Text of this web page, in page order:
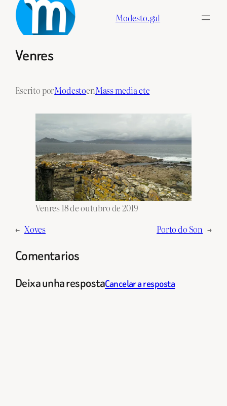
content
Modesto.gal
Venres
Escrito porModestoenMass media etc
Venres 18 de outubro de 2019
← Xoves Porto do Son →
Comentarios
Deixa unha respostaCancelar a resposta